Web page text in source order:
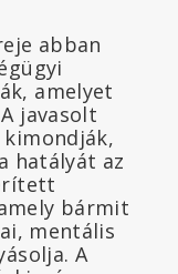
abban
amelyet
javasolt
hatályát az
bármit
mentális
A